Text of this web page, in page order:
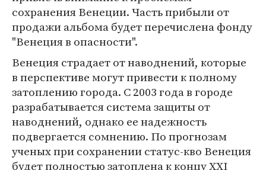
сохранения Венеции. Часть прибыли от
продажи альбома будет перечислена фонду
"Венеция в опасности".
Венеция страдает от наводнений, которые
в перспективе могут привести к полному
затоплению города. С 2003 года в городе
разрабатывается система защиты от
наводнений, однако ее надежность
подвергается сомнению. По прогнозам
ученых при сохранении статус-кво Венеция
будет полностью затоплена к концу XXI